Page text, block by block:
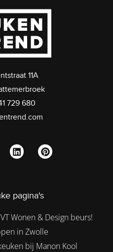
11A
729 680
pagina's
Wonen & Design beurs!
in Zwolle
bij Manon Kool